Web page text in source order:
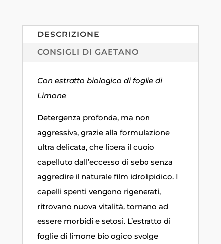
DESCRIZIONE
CONSIGLI DI GAETANO
Con estratto biologico di foglie di
Limone
Detergenza profonda, ma non
aggressiva, grazie alla formulazione
ultra delicata, che libera il cuoio
capelluto dall’eccesso di sebo senza
aggredire il naturale film idrolipidico. I
capelli spenti vengono rigenerati,
ritrovano nuova vitalità, tornano ad
essere morbidi e setosi. L’estratto di
foglie di limone biologico svolge